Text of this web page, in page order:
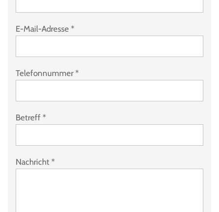
E-Mail-Adresse *
Telefonnummer *
Betreff *
Nachricht *